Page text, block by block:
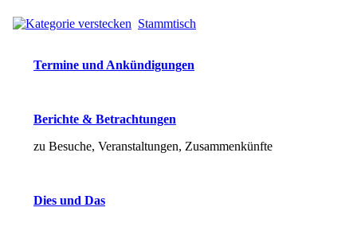
Stammtisch
Termine und Ankündigungen
Berichte & Betrachtungen
zu Besuche, Veranstaltungen, Zusammenkünfte
Dies und Das